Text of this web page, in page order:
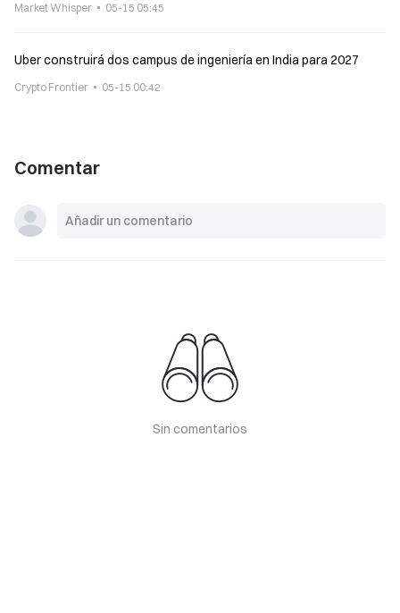
Market Whisper 05-15 05:45
Uber construirá dos campus de ingeniería en India para 2027
Crypto Frontier 05-15 00:42
Comentar
Sin comentarios